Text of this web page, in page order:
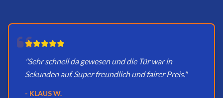
"Sehr schnell da gewesen und die Tür war in
Sekunden auf. Super freundlich und fairer Preis."
- KLAUS W.